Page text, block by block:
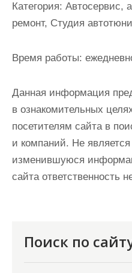
Категория: Автосервис,
ремонт, Студия
Время работы:
Данная информация
в ознакомительных
посетителям сайта в
и компаний. Не
изменившуюся
сайта ответственность
Поиск по